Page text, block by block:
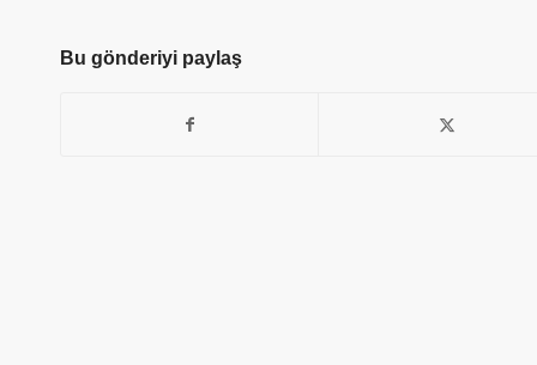
Bu gönderiyi paylaş